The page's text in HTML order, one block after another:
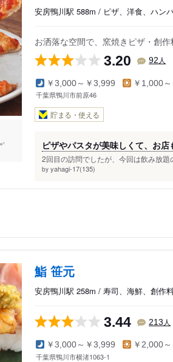
安房鴨川駅 588m / ピザ、洋食、ハン
お洒落な空間で、窯焼きピザ・創
3.20 92 人
￥3,000～￥3,999
￥1,000
千葉県鴨川市前原46
貯まる・使える
ピザやパスタが美味しくて、お店
2回目の訪問でしたが、今回は飲み放
by yahagi-17(135)
鮨 笹元
安房鴨川駅 258m / 寿司、海鮮、創作
3.44 213 人
￥3,000～￥3,999
￥2,000
千葉県鴨川市横渚1063-1